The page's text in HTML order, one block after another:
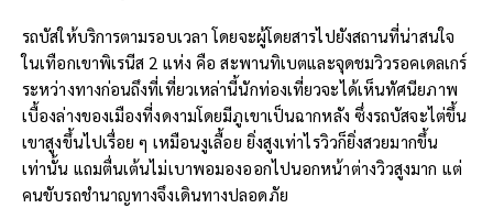
รถบัสให้บริการตามรอบเวลา โดยจะผู้โดยสารไปยังสถานที่น่าสนใจ
ในเทือกเขาพิเรนีส 2 แห่ง คือ สะพานทิเบตและจุดชมวิวรอคเดลเกร์
ระหว่างทางก่อนถึงที่เที่ยวเหล่านี้นักท่องเที่ยวจะได้เห็นทัศนียภาพ
เบื้องล่างของเมืองที่งดงามโดยมีภูเขาเป็นฉากหลัง ซึ่งรถบัสจะไต่ขึ้น
เขาสูงขึ้นไปเรื่อย ๆ เหมือนงูเลื้อย ยิ่งสูงเท่าไรวิวก็ยิ่งสวยมากขึ้น
เท่านั้น แถมตื่นเต้นไม่เบาพอมองออกไปนอกหน้าต่างวิวสูงมาก แต่
คนขับรถชำนาญทางจึงเดินทางปลอดภัย